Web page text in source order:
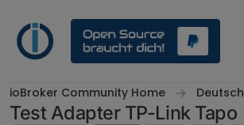
ioBroker Community Home Deutsch
Test Adapter TP-Link Tapo